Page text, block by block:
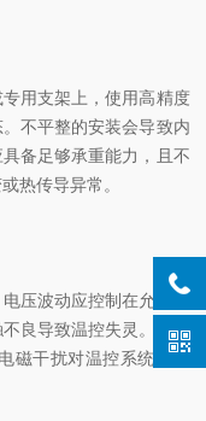
用支架上，使用高精度
不平整的安装会导致内
备足够承重能力，且不
热传导异常。
压波动应控制在允许范
良导致温控失灵。必须
磁干扰对温控系统的影